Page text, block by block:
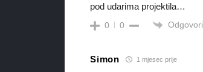
pod udarima projektila…
0 0 Odgovori
Simon 1 mjesec prije